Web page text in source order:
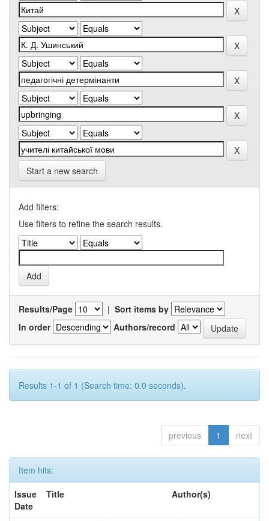
Start a new search
Add filters:
Use filters to refine the search results.
Results/Page | Sort items by
In order
Authors/record
Results 1-1 of 1 (Search time: 0.0 seconds).
previous 1 next
Item hits:
Issue
Date
Title Author(s)